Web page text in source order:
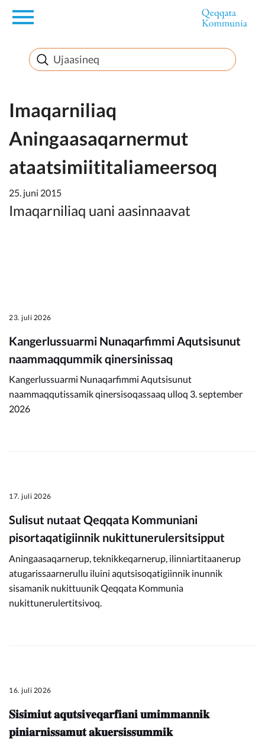
en
Innuttaasunut
Inuussutissarsiorneq
Politikki
Takornariat
Imaqarniliaq
Aningaasaqarnermut
ataatsimiititaliameersoq
25. juni 2015
Imaqarniliaq uani aasinnaavat
23. juli 2026
Kangerlussuarmi Nunaqarfimmi Aqutsisunut
naammaqqummik qinersinissaq
Kangerlussuarmi Nunaqarfimmi Aqutsisunut
naammaqqutissamik qinersisoqassaaq ulloq 3. september
2026
17. juli 2026
Sulisut nutaat Qeqqata Kommuniani
pisortaqatigiinnik nukittunerulersitsipput
Aningaasaqarnerup, teknikkeqarnerup, ilinniartitaanerup
atugarissaarnerullu iluini aqutsisoqatigiinnik inunnik
sisamanik nukittuunik Qeqqata Kommunia
nukittunerulertitsivoq.
16. juli 2026
𝐒𝐢𝐬𝐢𝐦𝐢𝐮𝐭 𝐚𝐪𝐮𝐭𝐬𝐢𝐯𝐞𝐪𝐚𝐫𝐟𝐢𝐚𝐧𝐢 𝐮𝐦𝐢𝐦𝐦𝐚𝐧𝐧𝐢𝐤
𝐩𝐢𝐧𝐢𝐚𝐫𝐧𝐢𝐬𝐬𝐚𝐦𝐮𝐭 𝐚𝐤𝐮𝐞𝐫𝐬𝐢𝐬𝐬𝐮𝐦𝐦𝐢𝐤